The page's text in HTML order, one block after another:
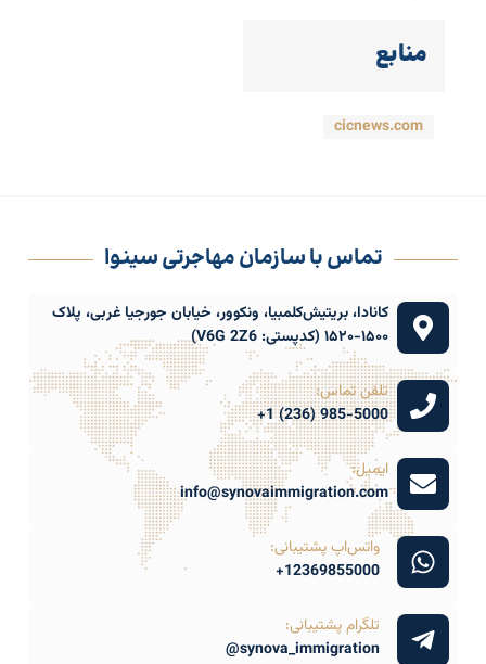
منابع
cicnews.com
تماس با سازمان مهاجرتی سینوا
کانادا، بریتیش‌کلمبیا، ونکوور، خیابان جورجیا غربی، پلاک
۱۵۰۰-۱۵۲۰ (کدپستی: V6G 2Z6)
تلفن تماس:
985-5000 (236) 1+
ایمیل:
info@synovaimmigration.com
واتس‌اپ پشتیبانی:
12369855000+
تلگرام پشتیبانی:
synova_immigration@